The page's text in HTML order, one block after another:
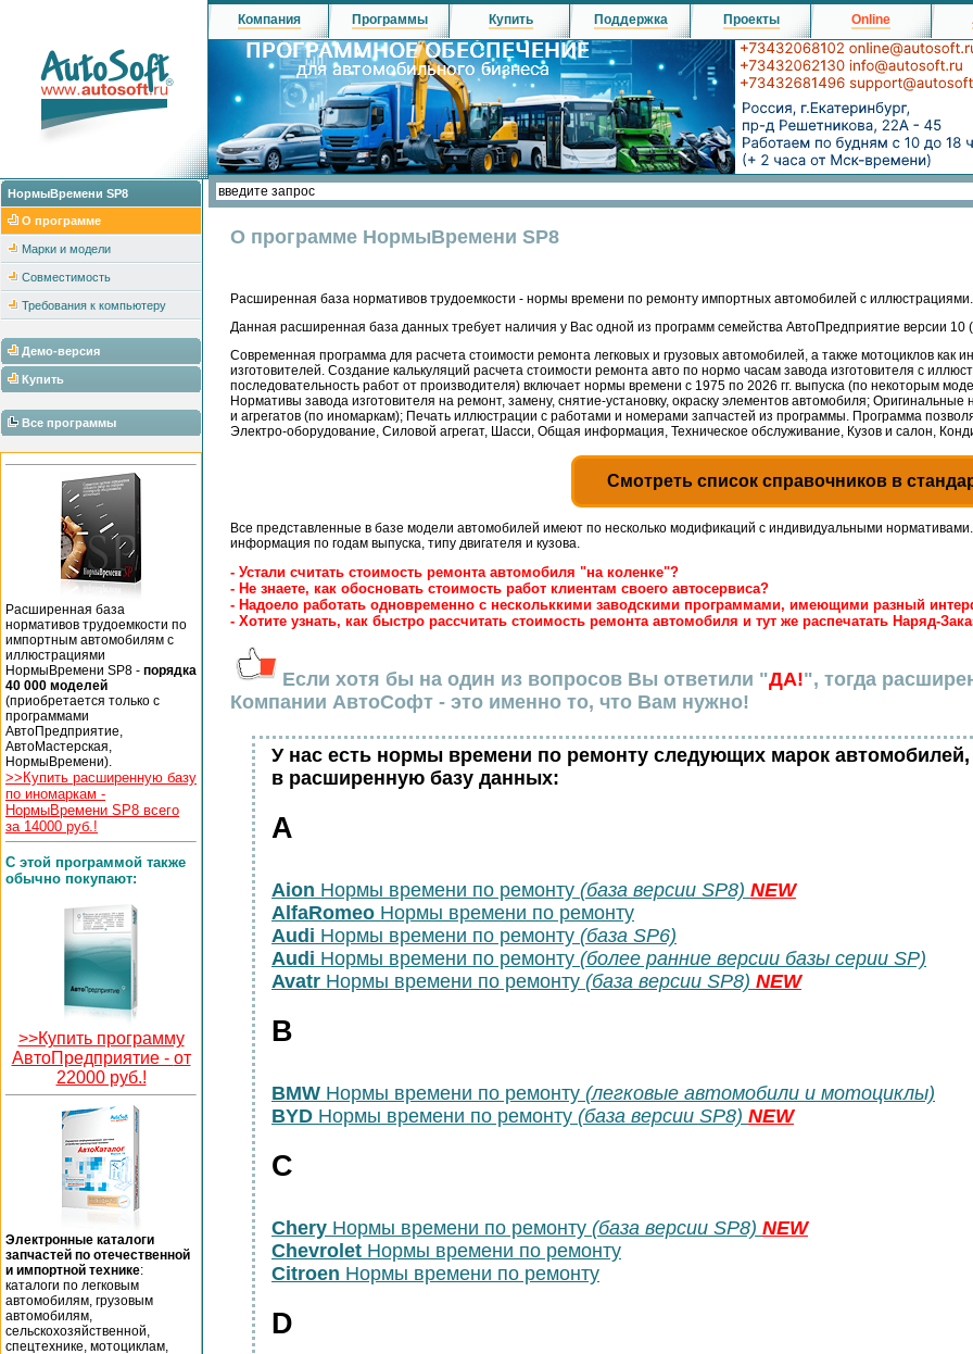
НормыВремени SP8
О программе
Марки и модели
Совместимость
Требования к компьютеру
Демо-версия
Купить
Все программы
Расширенная база
нормативов трудоемкости по
импортным автомобилям с
иллюстрациями
НормыВремени SP8 - порядка
40 000 моделей
(приобретается только с
программами
АвтоПредприятие,
АвтоМастерская,
НормыВремени).
>>Купить расширенную базу
по иномаркам -
НормыВремени SP8 всего
за 14000 руб.!
С этой программой также
обычно покупают:
>>Купить программу
АвтоПредприятие - от
22000 руб.!
Электронные каталоги
запчастей по отечественной
и импортной технике:
каталоги по легковым
автомобилям, грузовым
автомобилям,
сельскохозяйственной,
спецтехнике, мотоциклам,
Компания Программы Купить Поддержка Проекты Online
О программе НормыВремени SP8
Расширенная база нормативов трудоемкости - нормы времени по ремонту импортных автомобилей с иллюстрациями.
Данная расширенная база данных требует наличия у Вас одной из программ семейства АвтоПредприятие версии
Современная программа для расчета стоимости ремонта легковых и грузовых автомобилей, а также мотоциклов как
изготовителей. Создание калькуляций расчета стоимости ремонта авто по нормо часам завода изготовителя с
последовательность работ от производителя) включает нормы времени с 1975 по 2026 гг. выпуска (по некоторым
Нормативы завода изготовителя на ремонт, замену, снятие-установку, окраску элементов автомобиля;
и агрегатов (по иномаркам); Печать иллюстрации с работами и номерами запчастей из программы. Программа
Электро-оборудование, Силовой агрегат, Шасси, Общая информация, Техническое обслуживание, Кузов и салон,
Смотреть список справочников в
Все представленные в базе модели автомобилей имеют по несколько модификаций с индивидуальными
информация по годам выпуска, типу двигателя и кузова.
- Устали считать стоимость ремонта автомобиля "на коленке"?
- Не знаете, как обосновать стоимость работ клиентам своего автосервиса?
- Надоело работать одновременно с нескольккими заводскими программами, имеющими разный
- Хотите узнать, как быстро рассчитать стоимость ремонта автомобиля и тут же распечатать Наряд-
Если хотя бы на один из вопросов Вы ответили "ДА!", тогда
Компании АвтоСофт - это именно то, что Вам нужно!
У нас есть нормы времени по ремонту следующих марок
в расширенную базу данных:
A
Aion Нормы времени по ремонту (база версии SP8) NEW
AlfaRomeo Нормы времени по ремонту
Audi Нормы времени по ремонту (база SP6)
Audi Нормы времени по ремонту (более ранние версии базы серии SP)
Avatr Нормы времени по ремонту (база версии SP8) NEW
B
BMW Нормы времени по ремонту (легковые автомобили и мотоциклы)
BYD Нормы времени по ремонту (база версии SP8) NEW
C
Chery Нормы времени по ремонту (база версии SP8) NEW
Chevrolet Нормы времени по ремонту
Citroen Нормы времени по ремонту
D